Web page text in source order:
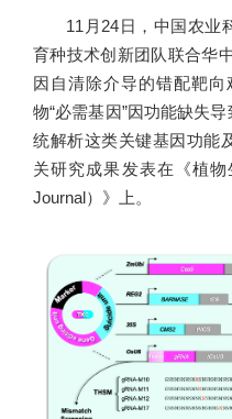
11月24日，中国农业
育种技术创新团队联合华
因自清除介导的错配靶
物“必需基因”因功能缺失
统解析这类关键基因功能
关研究成果发表在《植物
Journal）》上。